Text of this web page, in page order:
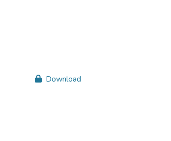
Download